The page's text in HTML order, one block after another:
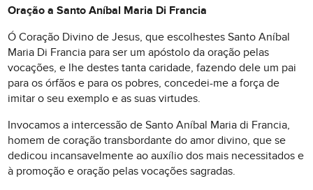
Oração a Santo Aníbal Maria Di Francia
Ó Coração Divino de Jesus, que escolhestes Santo Aníbal
Maria Di Francia para ser um apóstolo da oração pelas
vocações, e lhe destes tanta caridade, fazendo dele um pai
para os órfãos e para os pobres, concedei-me a força de
imitar o seu exemplo e as suas virtudes.
Invocamos a intercessão de Santo Aníbal Maria di Francia,
homem de coração transbordante do amor divino, que se
dedicou incansavelmente ao auxílio dos mais necessitados e
à promoção e oração pelas vocações sagradas.